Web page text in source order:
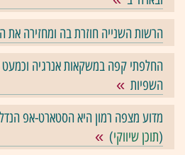
הרשות השנייה חוזרת בה ומחזירה
החלפתי קפה במשקאות אנרגיה וכמעט
השפיות
מדוע מצפה רמון היא הסטארט-אפ
(תוכן שיווקי)